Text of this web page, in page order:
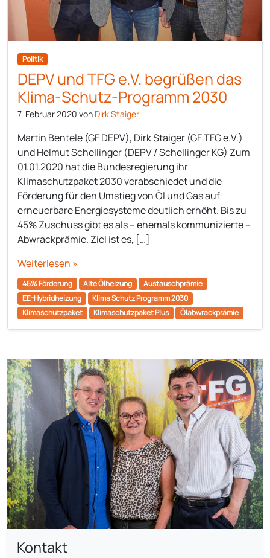
Politik
DEPV und TFG e.V. begrüßen das
Klima-Schutz-Programm 2030
7. Februar 2020 von Dirk Staiger
Martin Bentele (GF DEPV), Dirk Staiger (GF TFG e.V.)
und Helmut Schellinger (DEPV / Schellinger KG) Zum
01.01.2020 hat die Bundesregierung ihr
Klimaschutzpaket 2030 verabschiedet und die
Förderung für den Umstieg von Öl und Gas auf
erneuerbare Energiesysteme deutlich erhöht. Bis zu
45% Zuschuss gibt es als – ehemals kommunizierte –
Abwrackprämie. Ziel ist es, […]
Weiterlesen »
45% Förderung Alte Ölheizung
Austauschprämie
EE-Hybridheizung
Klima Schutz Programm 2030
Klimaschutzpaket
Klimaschutzpaket Plus Ölabwrackprämie
Kontakt